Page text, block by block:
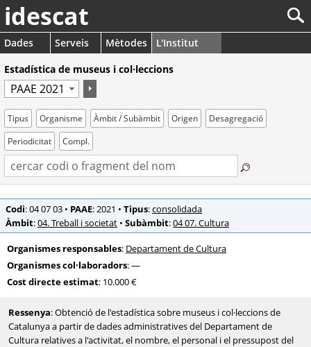
idescat
Dades Serveis Mètodes
L'Institut
Estadística de museus i col·leccions
Tipus Organisme Àmbit / Subàmbit Origen
Desagregació
Periodicitat
Compl.
Codi: 04 07 03 • PAAE: 2021 • Tipus:consolidada
Àmbit:04. Treball i societat • Subàmbit:04 07. Cultura
Organismes responsables: Departament de Cultura
Organismes col·laboradors: —
Cost directe estimat: 10.000 €
Ressenya: Obtenció de l'estadística sobre museus i col·leccions de
Catalunya a partir de dades administratives del Departament de
Cultura relatives a l'activitat, el nombre, el personal i el pressupost del